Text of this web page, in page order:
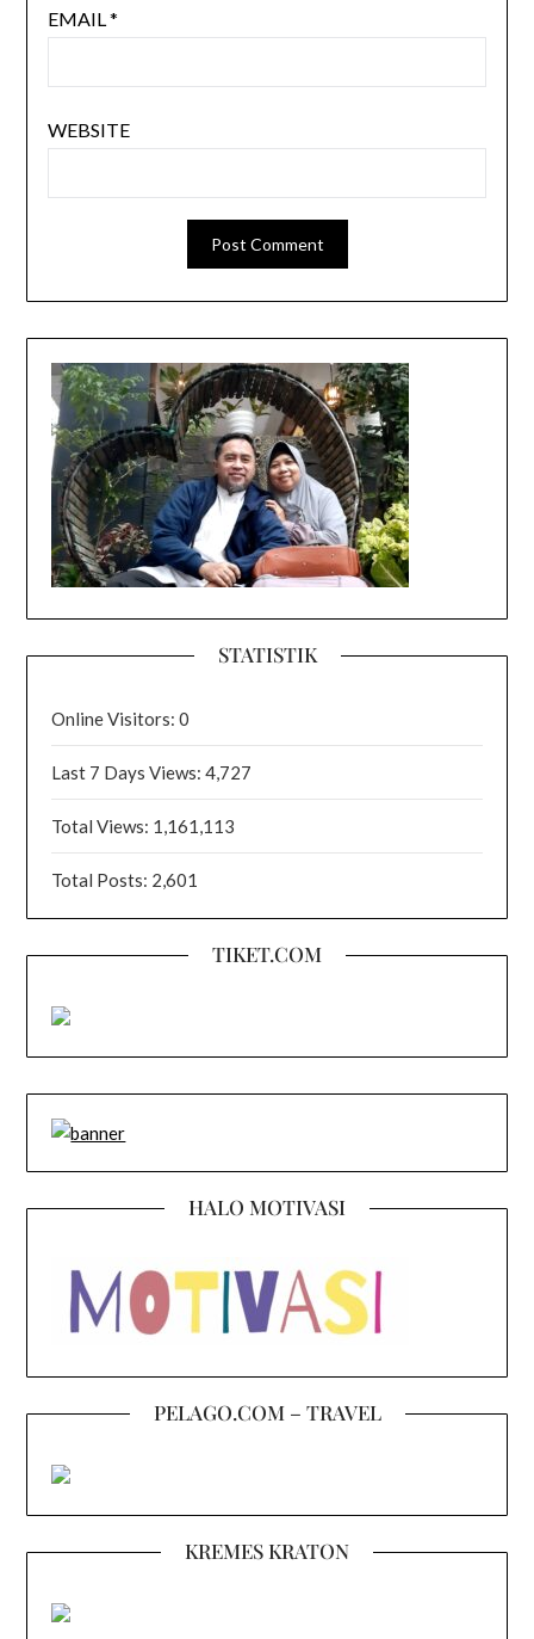
EMAIL*
WEBSITE
STATISTIK
Online Visitors:0
Last 7 Days Views:4,727
Total Views: 1,161,113
Total Posts: 2,601
TIKET.COM
HALO MOTIVASI
PELAGO.COM – TRAVEL
KREMES KRATON